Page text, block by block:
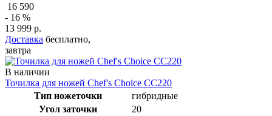
16 590
- 16 %
13 999 р.
Доставка бесплатно,
завтра
В наличии
Точилка для ножей Chef's Choice CC220
Тип ножеточки
гибридные
Угол заточки
20